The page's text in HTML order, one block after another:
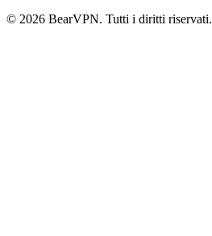
© 2026 BearVPN. Tutti i diritti riservati.